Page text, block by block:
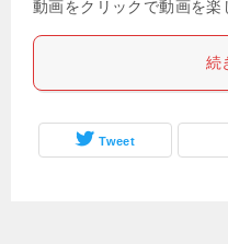
動画をクリックで動画を
続
Tweet